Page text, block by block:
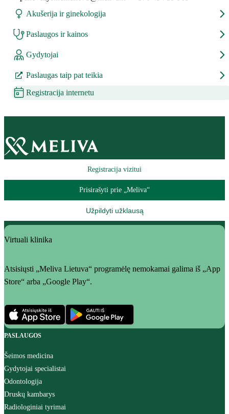
Akušerija ir ginekologija
Paslaugos ir kainos
Gydytojai
Paslaugas taip pat teikia
Registracija internetu
Registracija vizitui
Prisirašyti prie „Meliva“
Užpildyti užklausą
Virtuali klinika
Atsisiųsti „Meliva Lietuva“ programėlę nemokamai galima iš „App
Store“ arba „Google Play“.
PASLAUGOS
Šeimos medicina
Gydytojai specialistai
Odontologija
Druskų kambarys
Radiologiniai tyrimai